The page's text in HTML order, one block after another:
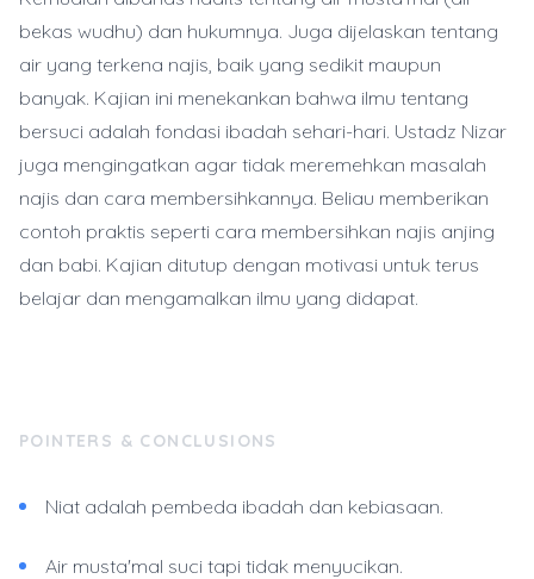
bekas wudhu) dan hukumnya. Juga dijelaskan tentang
air yang terkena najis, baik yang sedikit maupun
banyak. Kajian ini menekankan bahwa ilmu tentang
bersuci adalah fondasi ibadah sehari-hari. Ustadz Nizar
juga mengingatkan agar tidak meremehkan masalah
najis dan cara membersihkannya. Beliau memberikan
contoh praktis seperti cara membersihkan najis anjing
dan babi. Kajian ditutup dengan motivasi untuk terus
belajar dan mengamalkan ilmu yang didapat.
POINTERS & CONCLUSIONS
Niat adalah pembeda ibadah dan kebiasaan.
Air musta'mal suci tapi tidak menyucikan.